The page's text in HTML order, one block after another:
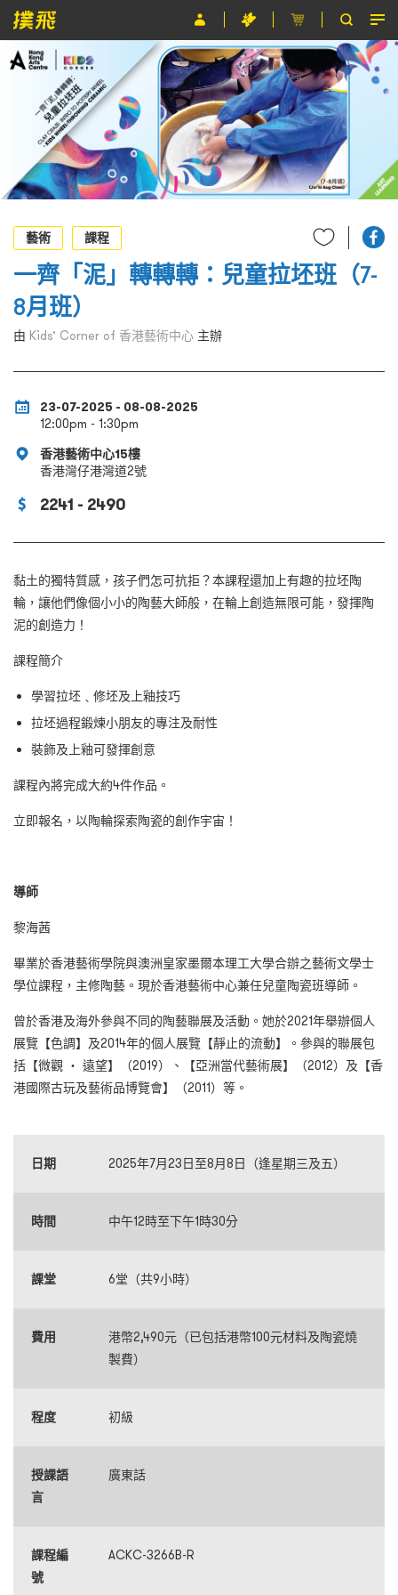
節目
主辦單位
關於撲飛
條款及細則
EN
藝術
課程
一齊「泥」轉轉轉：兒童拉坯班（7-
8月班）
由 Kids’ Corner of 香港藝術中心 主辦
23-07-2025 - 08-08-2025
12:00pm - 1:30pm
香港藝術中心15樓
香港灣仔港灣道2號
2241 - 2490
黏土的獨特質感，孩子們怎可抗拒？本課程還加上有趣的拉坯陶
輪，讓他們像個小小的陶藝大師般，在輪上創造無限可能，發揮陶
泥的創造力！
課程簡介
學習拉坯﹑修坯及上釉技巧
拉坯過程鍛煉小朋友的專注及耐性
裝飾及上釉可發揮創意
課程內將完成大約4件作品。
立即報名，以陶輪探索陶瓷的創作宇宙！
導師
黎海茜
畢業於香港藝術學院與澳洲皇家墨爾本理工大學合辦之藝術文學士
學位課程，主修陶藝。現於香港藝術中心兼任兒童陶瓷班導師。
曾於香港及海外參與不同的陶藝聯展及活動。她於2021年舉辦個人
展覽【色調】及2014年的個人展覽【靜止的流動】。參與的聯展包
括【微觀 ‧ 遠望】（2019）、【亞洲當代藝術展】（2012）及【香
港國際古玩及藝術品博覽會】（2011）等。
日期 2025年7月23日至8月8日（逢星期三及五）
時間 中午12時至下午1時30分
課堂 6堂（共9小時）
費用
港幣2,490元（已包括港幣100元材料及陶瓷燒
製費）
程度 初級
授課語
言
廣東話
課程編
號
ACKC-3266B-R